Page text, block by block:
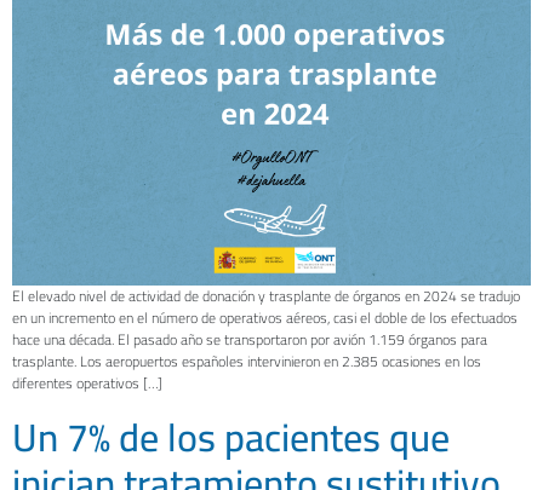
El elevado nivel de actividad de donación y trasplante de órganos en 2024 se tradujo
en un incremento en el número de operativos aéreos, casi el doble de los efectuados
hace una década. El pasado año se transportaron por avión 1.159 órganos para
trasplante. Los aeropuertos españoles intervinieron en 2.385 ocasiones en los
diferentes operativos […]
Un 7% de los pacientes que